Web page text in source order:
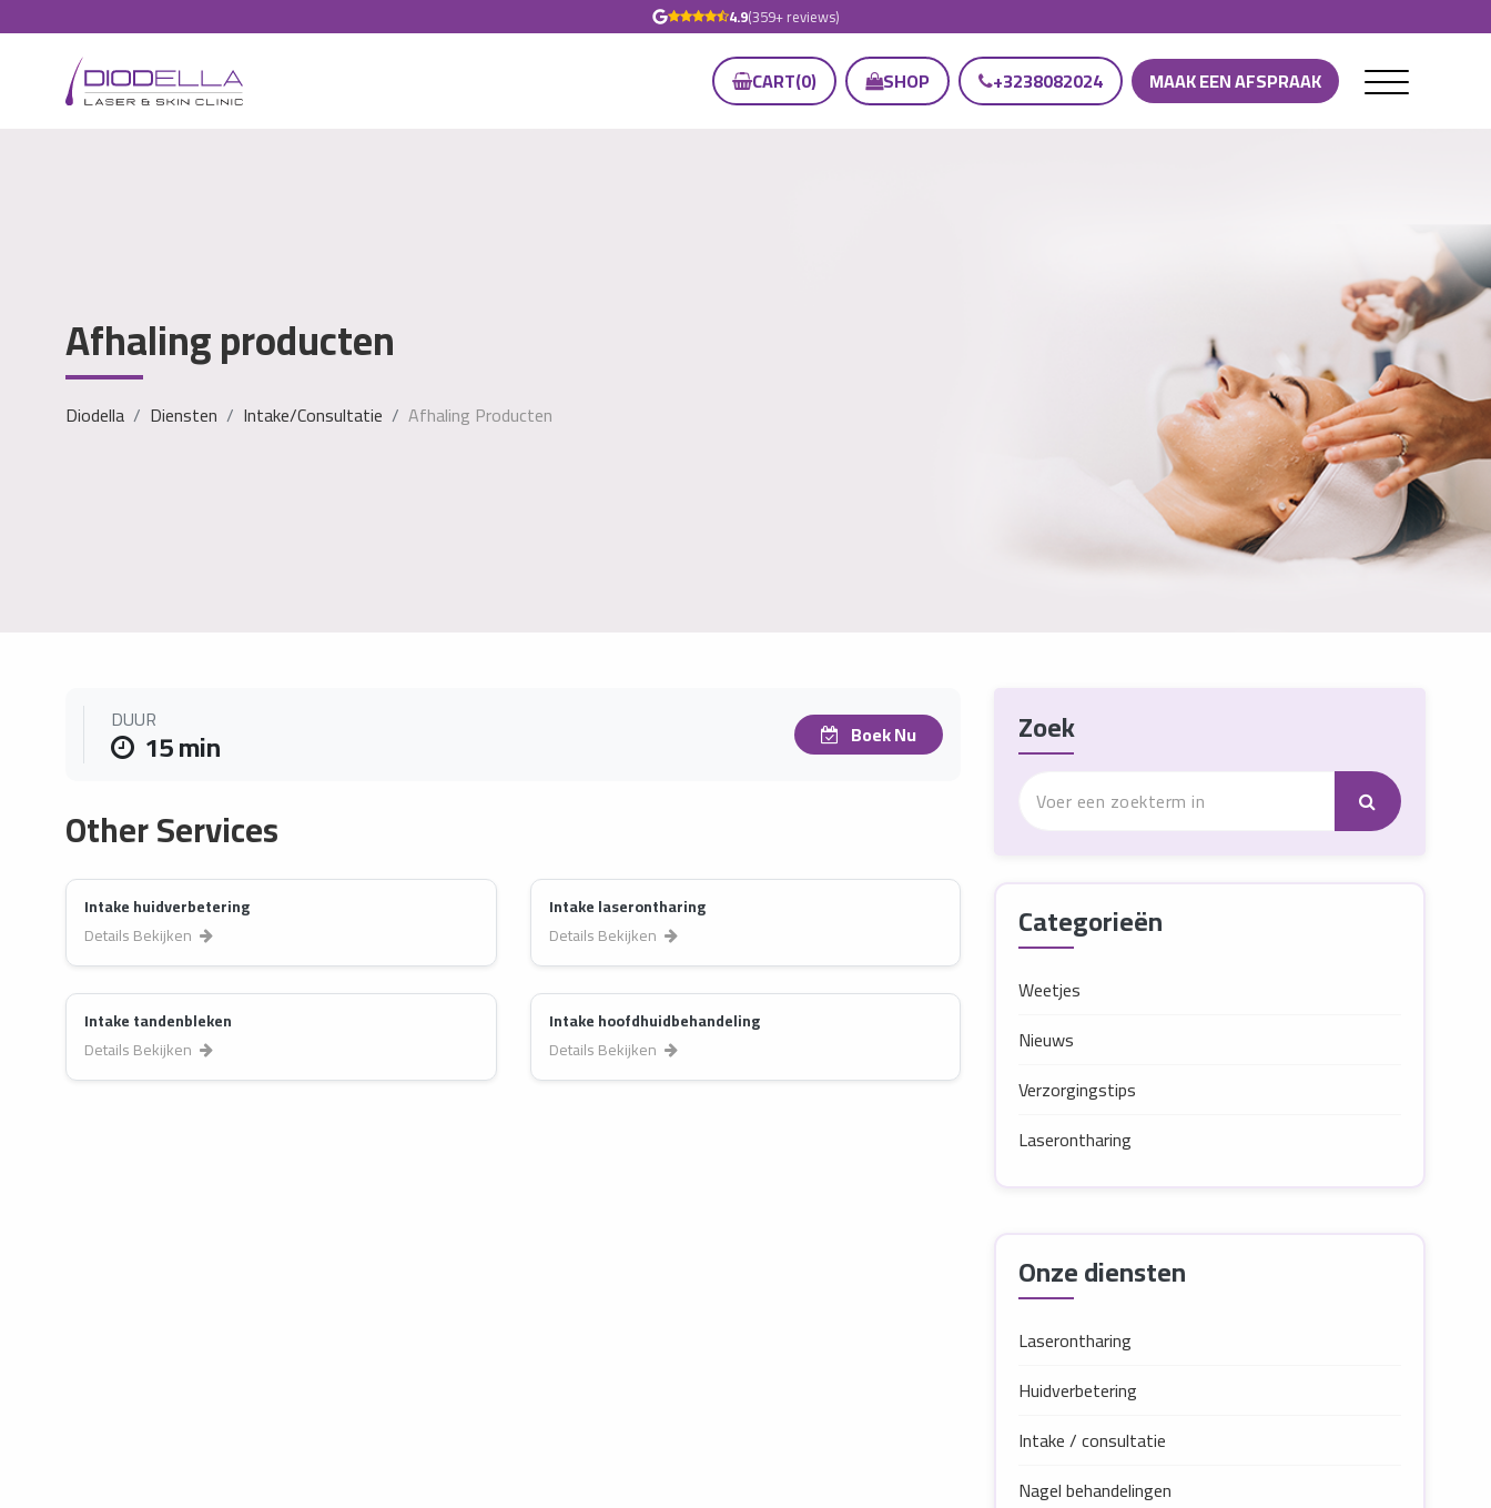
4.9(359+ reviews)
CART(0) SHOP +3238082024 MAAK EEN AFSPRAAK
Afhaling producten
Diodella Diensten Intake/consultatie Afhaling Producten
DUUR
15 min Boek Nu
Other Services
Intake huidverbetering
Details Bekijken
Intake laserontharing
Details Bekijken
Intake tandenbleken
Details Bekijken
Intake hoofdhuidbehandeling
Details Bekijken
Zoek
Categorieën
Weetjes
Nieuws
Verzorgingstips
Laserontharing
Onze diensten
Laserontharing
Huidverbetering
Intake / consultatie
Nagel behandelingen